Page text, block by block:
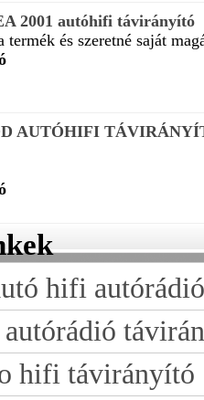
2001 autóhifi távirányító
termék és szeretné saját
AUTÓHIFI
hifi
hifi távirányító